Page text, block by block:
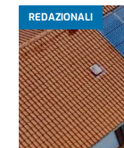
REDAZIONALI